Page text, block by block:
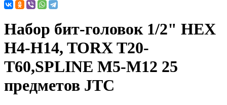
Набор бит-головок 1/2" HEX
H4-H14, TORX T20-
T60,SPLINE M5-M12 25
предметов JTC